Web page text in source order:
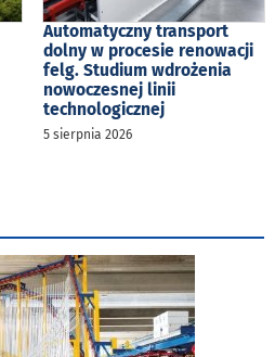
Automatyczny transport
dolny w procesie renowacji
felg. Studium wdrożenia
nowoczesnej linii
technologicznej
5 sierpnia 2026